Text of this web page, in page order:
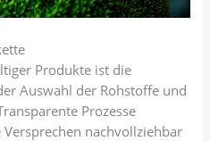
Produkte ist die
Auswahl der Rohstoffe und
Prozesse
nachvollziehbar